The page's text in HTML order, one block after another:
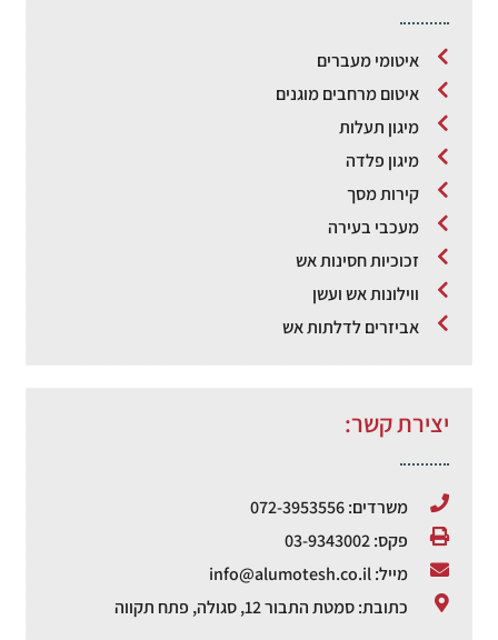
איטומי מעברים
איטום מרחבים מוגנים
מיגון תעלות
מיגון פלדה
קירות מסך
מעכבי בעירה
זכוכיות חסינות אש
ווילונות אש ועשן
אביזרים לדלתות אש
יצירת קשר:
משרדים: 072-3953556
פקס: 03-9343002
מייל: info@alumotesh.co.il
כתובת: סמטת התבור 12, סגולה, פתח תקווה